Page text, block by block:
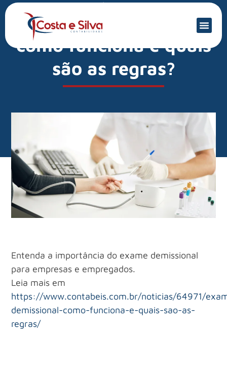
Mercado Financeiro
Exame demissional:
como funciona e quais
são as regras?
Entenda a importância do exame demissional
para empresas e empregados.
Leia mais em
https://www.contabeis.com.br/noticias/64971/
demissional-como-funciona-e-quais-sao-as-
regras/